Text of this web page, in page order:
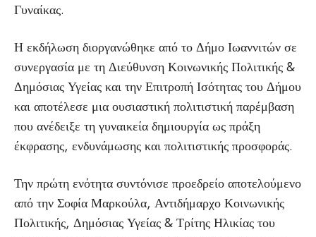
Γυναίκας.
Η εκδήλωση διοργανώθηκε από το Δήμο Ιωαννιτών σε
συνεργασία με τη Διεύθυνση Κοινωνικής Πολιτικής &
Δημόσιας Υγείας και την Επιτροπή Ισότητας του Δήμου
και αποτέλεσε μια ουσιαστική πολιτιστική παρέμβαση
που ανέδειξε τη γυναικεία δημιουργία ως πράξη
έκφρασης, ενδυνάμωσης και πολιτιστικής προσφοράς.
Την πρώτη ενότητα συντόνισε προεδρείο αποτελούμενο
από την Σοφία Μαρκούλα, Αντιδήμαρχο Κοινωνικής
Πολιτικής, Δημόσιας Υγείας & Τρίτης Ηλικίας του